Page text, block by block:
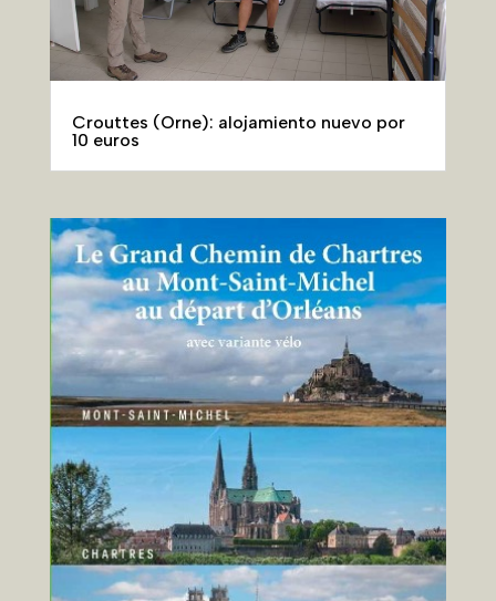
10 euros
Novedad: Guía del "Grand Chemin de
Chartres au Mont-Saint-Michel au départ
d'Orléans", 449 km,